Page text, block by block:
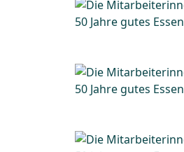
50 Jahre gutes Essen
50 Jahre gutes Essen